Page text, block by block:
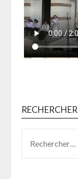
RECHERCHER